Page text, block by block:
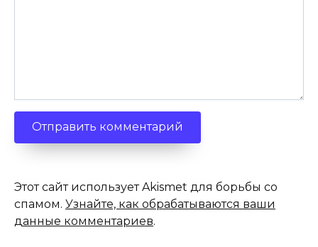
Этот сайт использует Akismet для борьбы со
спамом. Узнайте, как обрабатываются ваши
данные комментариев.